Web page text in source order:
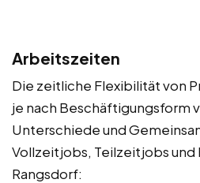
Arbeitszeiten
Die zeitliche Flexibilität von
je nach Beschäftigungsform
Unterschiede und
Vollzeitjobs, Teilzeitjobs und
Rangsdorf: